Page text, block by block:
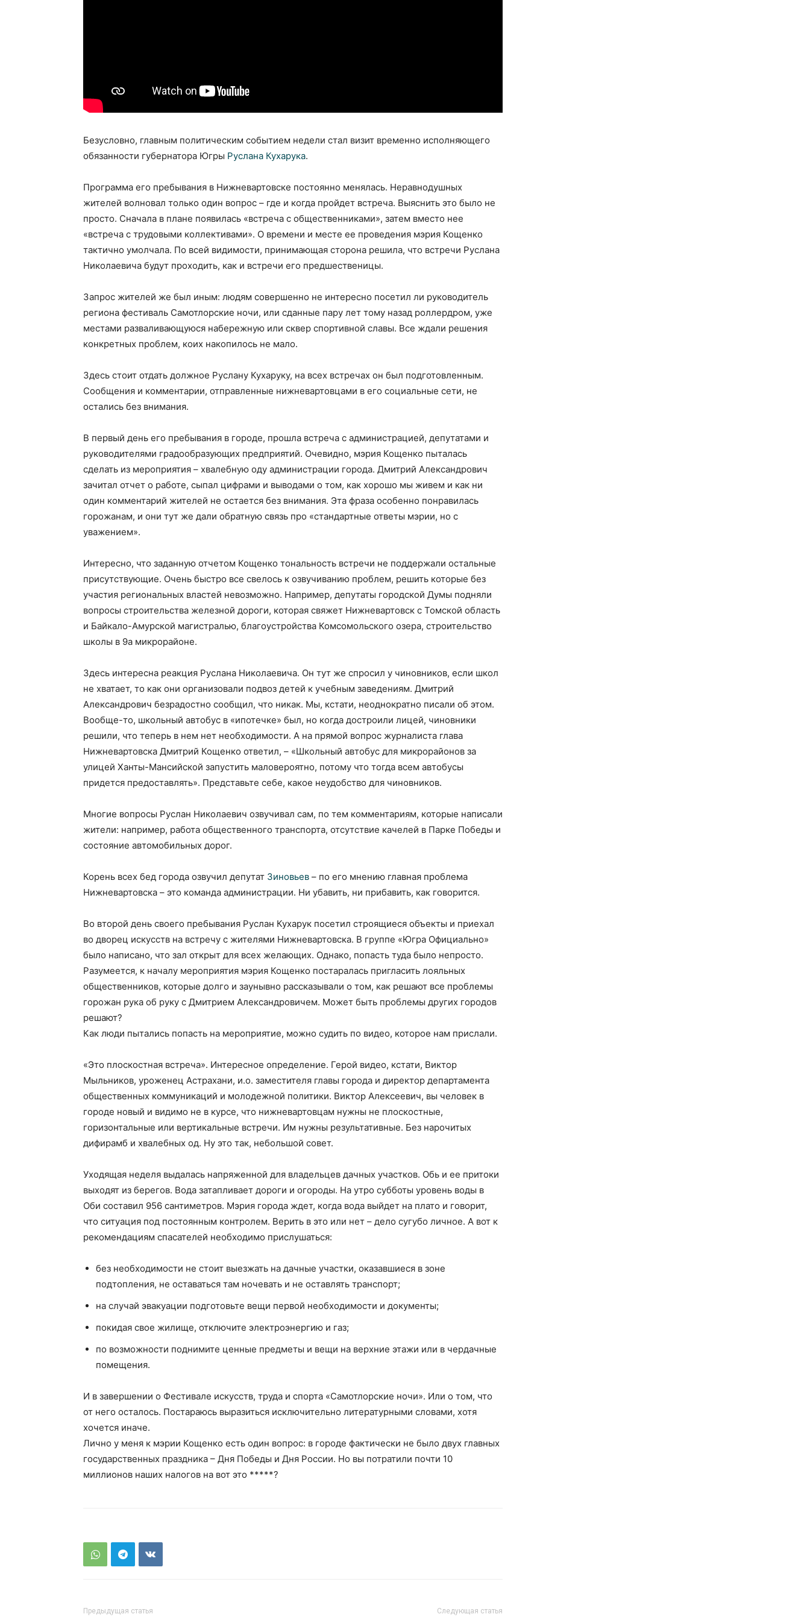
Безусловно, главным политическим событием недели стал визит временно исполняющего
обязанности губернатора Югры Руслана Кухарука.
Программа его пребывания в Нижневартовске постоянно менялась. Неравнодушных
жителей волновал только один вопрос – где и когда пройдет встреча. Выяснить это было не
просто. Сначала в плане появилась «встреча с общественниками», затем вместо нее
«встреча с трудовыми коллективами». О времени и месте ее проведения мэрия Кощенко
тактично умолчала. По всей видимости, принимающая сторона решила, что встречи Руслана
Николаевича будут проходить, как и встречи его предшественицы.
Запрос жителей же был иным: людям совершенно не интересно посетил ли руководитель
региона фестиваль Самотлорские ночи, или сданные пару лет тому назад роллердром, уже
местами разваливающуюся набережную или сквер спортивной славы. Все ждали решения
конкретных проблем, коих накопилось не мало.
Здесь стоит отдать должное Руслану Кухаруку, на всех встречах он был подготовленным.
Сообщения и комментарии, отправленные нижневартовцами в его социальные сети, не
остались без внимания.
В первый день его пребывания в городе, прошла встреча с администрацией, депутатами и
руководителями градообразующих предприятий. Очевидно, мэрия Кощенко пыталась
сделать из мероприятия – хвалебную оду администрации города. Дмитрий Александрович
зачитал отчет о работе, сыпал цифрами и выводами о том, как хорошо мы живем и как ни
один комментарий жителей не остается без внимания. Эта фраза особенно понравилась
горожанам, и они тут же дали обратную связь про «стандартные ответы мэрии, но с
уважением».
Интересно, что заданную отчетом Кощенко тональность встречи не поддержали остальные
присутствующие. Очень быстро все свелось к озвучиванию проблем, решить которые без
участия региональных властей невозможно. Например, депутаты городской Думы подняли
вопросы строительства железной дороги, которая свяжет Нижневартовск с Томской область
и Байкало-Амурской магистралью, благоустройства Комсомольского озера, строительство
школы в 9а микрорайоне.
Здесь интересна реакция Руслана Николаевича. Он тут же спросил у чиновников, если школ
не хватает, то как они организовали подвоз детей к учебным заведениям. Дмитрий
Александрович безрадостно сообщил, что никак. Мы, кстати, неоднократно писали об этом.
Вообще-то, школьный автобус в «ипотечке» был, но когда достроили лицей, чиновники
решили, что теперь в нем нет необходимости. А на прямой вопрос журналиста глава
Нижневартовска Дмитрий Кощенко ответил, – «Школьный автобус для микрорайонов за
улицей Ханты-Мансийской запустить маловероятно, потому что тогда всем автобусы
придется предоставлять». Представьте себе, какое неудобство для чиновников.
Многие вопросы Руслан Николаевич озвучивал сам, по тем комментариям, которые написали
жители: например, работа общественного транспорта, отсутствие качелей в Парке Победы и
состояние автомобильных дорог.
Корень всех бед города озвучил депутат Зиновьев – по его мнению главная проблема
Нижневартовска – это команда администрации. Ни убавить, ни прибавить, как говорится.
Во второй день своего пребывания Руслан Кухарук посетил строящиеся объекты и приехал
во дворец искусств на встречу с жителями Нижневартовска. В группе «Югра Официально»
было написано, что зал открыт для всех желающих. Однако, попасть туда было непросто.
Разумеется, к началу мероприятия мэрия Кощенко постаралась пригласить лояльных
общественников, которые долго и заунывно рассказывали о том, как решают все проблемы
горожан рука об руку с Дмитрием Александровичем. Может быть проблемы других городов
решают?
Как люди пытались попасть на мероприятие, можно судить по видео, которое нам прислали.
«Это плоскостная встреча». Интересное определение. Герой видео, кстати, Виктор
Мыльников, уроженец Астрахани, и.о. заместителя главы города и директор департамента
общественных коммуникаций и молодежной политики. Виктор Алексеевич, вы человек в
городе новый и видимо не в курсе, что нижневартовцам нужны не плоскостные,
горизонтальные или вертикальные встречи. Им нужны результативные. Без нарочитых
дифирамб и хвалебных од. Ну это так, небольшой совет.
Уходящая неделя выдалась напряженной для владельцев дачных участков. Обь и ее притоки
выходят из берегов. Вода затапливает дороги и огороды. На утро субботы уровень воды в
Оби составил 956 сантиметров. Мэрия города ждет, когда вода выйдет на плато и говорит,
что ситуация под постоянным контролем. Верить в это или нет – дело сугубо личное. А вот к
рекомендациям спасателей необходимо прислушаться:
без необходимости не стоит выезжать на дачные участки, оказавшиеся в зоне
подтопления, не оставаться там ночевать и не оставлять транспорт;
на случай эвакуации подготовьте вещи первой необходимости и документы;
покидая свое жилище, отключите электроэнергию и газ;
по возможности поднимите ценные предметы и вещи на верхние этажи или в чердачные
помещения.
И в завершении о Фестивале искусств, труда и спорта «Самотлорские ночи». Или о том, что
от него осталось. Постараюсь выразиться исключительно литературными словами, хотя
хочется иначе.
Лично у меня к мэрии Кощенко есть один вопрос: в городе фактически не было двух главных
государственных праздника – Дня Победы и Дня России. Но вы потратили почти 10
миллионов наших налогов на вот это *****?
Предыдущая статья Следующая статья